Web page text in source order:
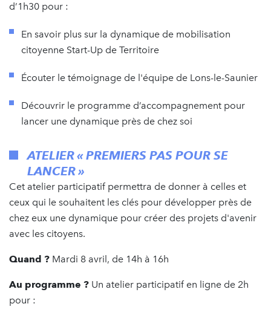
d’1h30 pour :
En savoir plus sur la dynamique de mobilisation
citoyenne Start-Up de Territoire
Écouter le témoignage de l'équipe de Lons-le-Saunier
Découvrir le programme d’accompagnement pour
lancer une dynamique près de chez soi
ATELIER « PREMIERS PAS POUR SE
LANCER »
Cet atelier participatif permettra de donner à celles et
ceux qui le souhaitent les clés pour développer près de
chez eux une dynamique pour créer des projets d'avenir
avec les citoyens.
Quand ? Mardi 8 avril, de 14h à 16h
Au programme ? Un atelier participatif en ligne de 2h
pour :